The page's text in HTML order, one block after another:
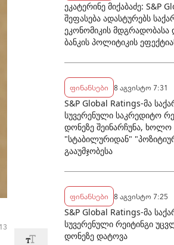
ეკატერინე მიქაბაძე: S&P
შეფასება ადასტურებს
ეკონომიკის
ბანკის პოლიტიკის
ფინანსები 8 აგვისტო 7:31
S&P Global Ratings-მა
სუვერენული საკრედიტო
დონეზე შეინარჩუნა, ხოლო
"სტაბილურიდან"
გააუმჯობესა
ფინანსები 8 აგვისტო 7:25
S&P Global Ratings-მა
სუვერენული რეიტინგი
დონეზე დატოვა